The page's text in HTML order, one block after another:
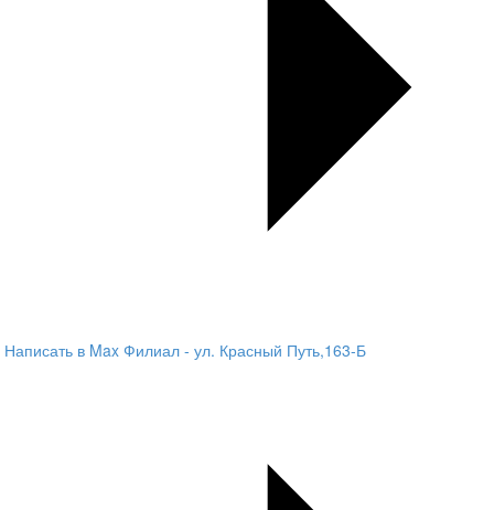
Написать в Max Филиал - ул. Красный Путь,163-Б